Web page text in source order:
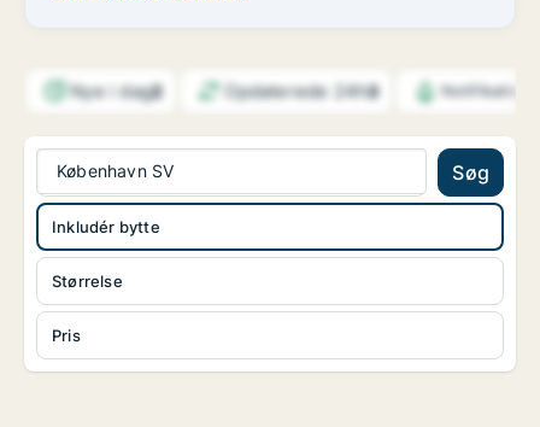
Nye i dag2 Opdaterede 24h3
København SV Søg
Størrelse
Pris
Inkludér bytte